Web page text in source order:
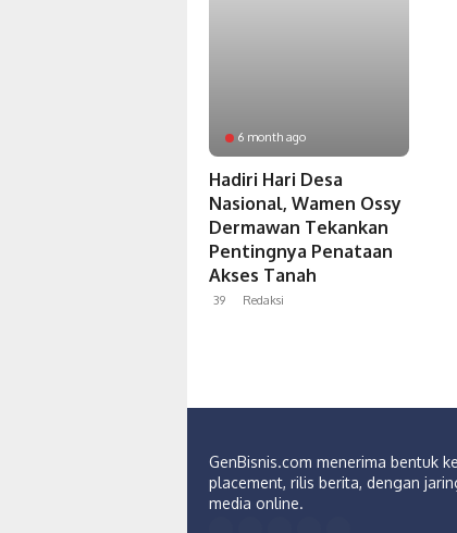
6 month ago
Hadiri Hari Desa
Nasional, Wamen Ossy
Dermawan Tekankan
Pentingnya Penataan
Akses Tanah
39 Redaksi
GenBisnis.com menerima bentuk
placement, rilis berita, dengan
media online.